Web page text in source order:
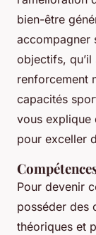
bien-être
accompagner
objectifs, qu’il
renforcement
capacités
vous explique
pour exceller
Pour devenir
posséder des
théoriques et